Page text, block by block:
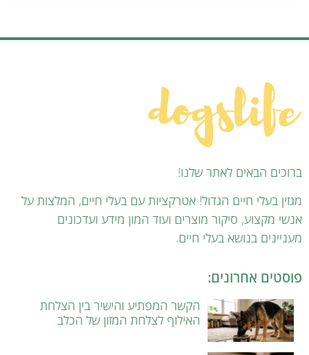
ברוכים הבאים לאתר שלנו!
מגזין בעלי חיים הגדול! אטרקציות עם בעלי חיים, המלצות על
אנשי מקצוע, סיקור מוצרים ועוד המון מידע ועדכונים
מעניינים בנושא בעלי חיים.
פוסטים אחרונים:
הקשר המפתיע והישיר בין הצלחת
האילוף לצלחת המזון של הכלב